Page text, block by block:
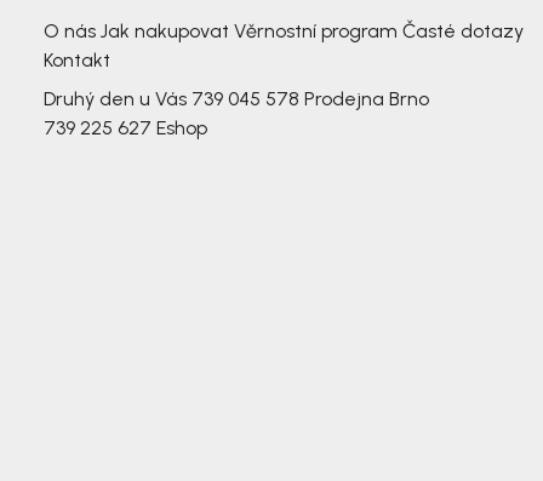
O nás Jak nakupovat Věrnostní program Časté dotazy
Kontakt
Druhý den u Vás 739 045 578 Prodejna Brno
739 225 627 Eshop